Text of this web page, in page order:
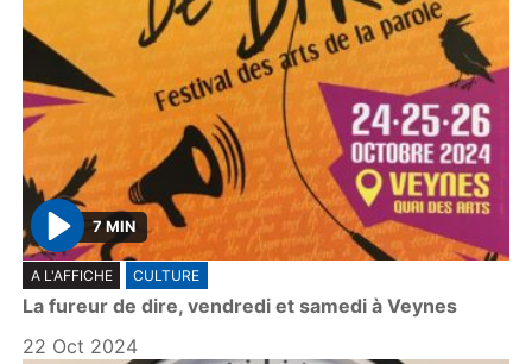
P
l
a
y
7 MIN
A L'AFFICHE CULTURE
La fureur de dire, vendredi et samedi à Veynes
22 Oct 2024